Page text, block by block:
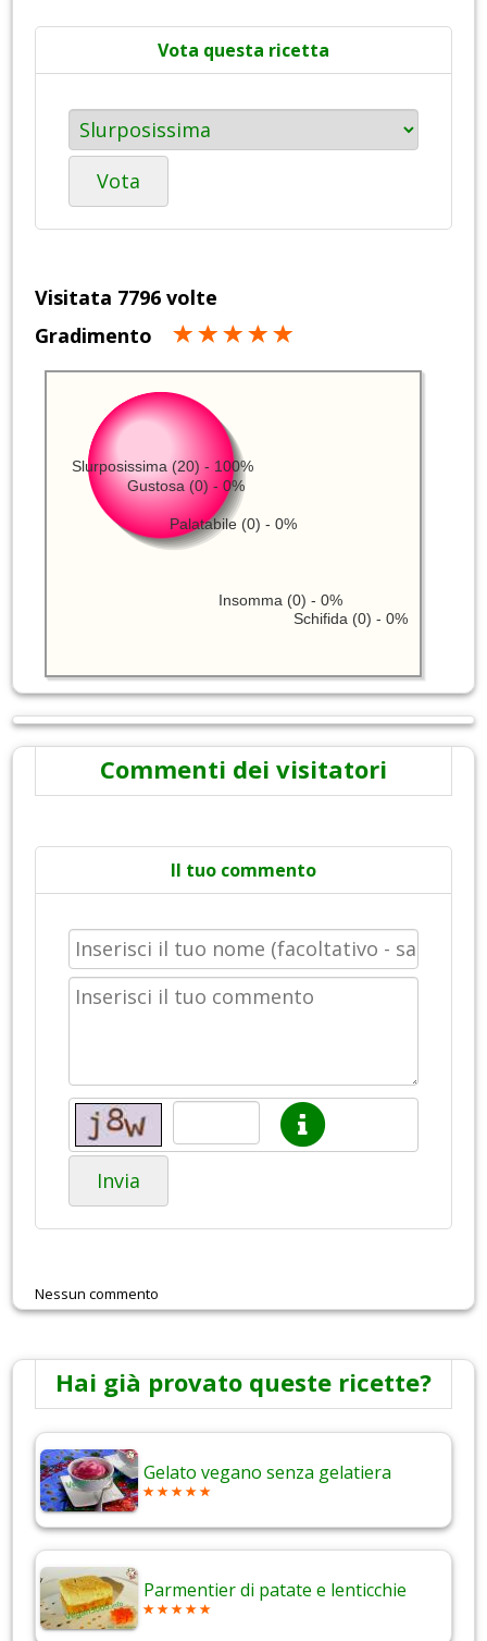
Vota questa ricetta
Vota
Visitata 7796 volte
Gradimento
Slurposissima (20) - 100%
Schifida (0) - 0%
Insomma (0) - 0%
Palatabile (0) - 0%
Gustosa (0) - 0%
Commenti dei visitatori
Il tuo commento
Invia
Nessun commento
Hai già provato queste ricette?
Gelato vegano senza gelatiera
Parmentier di patate e lenticchie